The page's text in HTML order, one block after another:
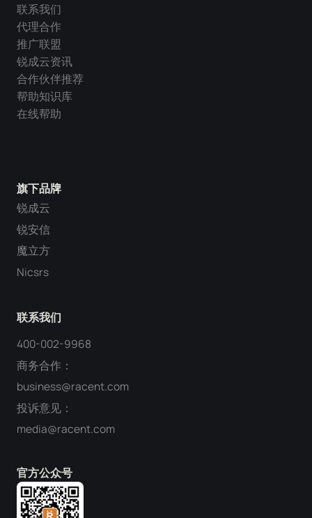
旗下品牌
锐成云
锐安信
魔立方
Nicsrs
联系我们
400-002-9968
商务合作：
business@racent.com
投诉意见：
media@racent.com
官方公众号
联系我们
代理合作
推广联盟
锐成云资讯
合作伙伴推荐
帮助知识库
在线帮助